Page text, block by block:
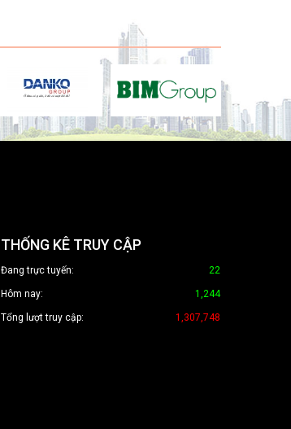
THỐNG KÊ TRUY CẬP
Đang trực tuyến: 22
Hôm nay: 1,244
Tổng lượt truy cập: 1,307,748